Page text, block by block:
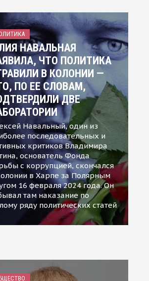
НАВАЛЬНАЯ
ЧТО ПОЛИТИКА
В КОЛОНИИ —
ПО ЕЕ СЛОВАМ,
ДВЕ
Навальный, один из
последовательных и
критиков Владимира
основатель Фонда
с коррупцией, скончался
в Харпе за Полярным
16 февраля 2024 года. Он
там наказание по
ряду политических статей